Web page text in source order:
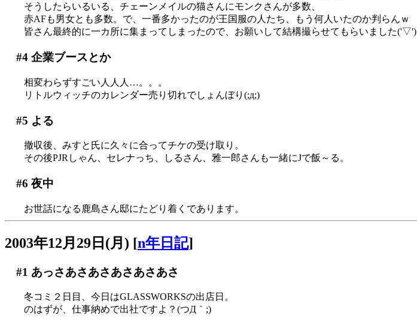
そうしたらいるいる、チェーンメイルの猫さんにモンクさんが多数、
赤AFも男女とも多数。で、一番多かったのが王国服の人たち、もう何人いたのか判らんｗ
皆さん最終的に一カ所に集まってしまったので、お願いして結構撮らせてもらいました('▽')
#4企業ブースとか
相変わらずすごい人人人…。。。
リトルウィッチのカレンダー売り切れでしょんぼり(;д;)
#5 よる
撤収後、みすと氏に久々に合ってチケの受け取り。
その後PJRしゃん、セレナっち、しるさん、雅一郎さんも一緒にJで飯～る。
#6 夜中
お世話になる鹿島さん邸にたどり着くであります。
2003年12月29日(月) [n年日記]
#1 あっさあさあさあさあさあさ
冬コミ２日目、今日はGLASSWORKSの出店日。
のはずが、仕事納めで出社ですよ？(つД｀;)